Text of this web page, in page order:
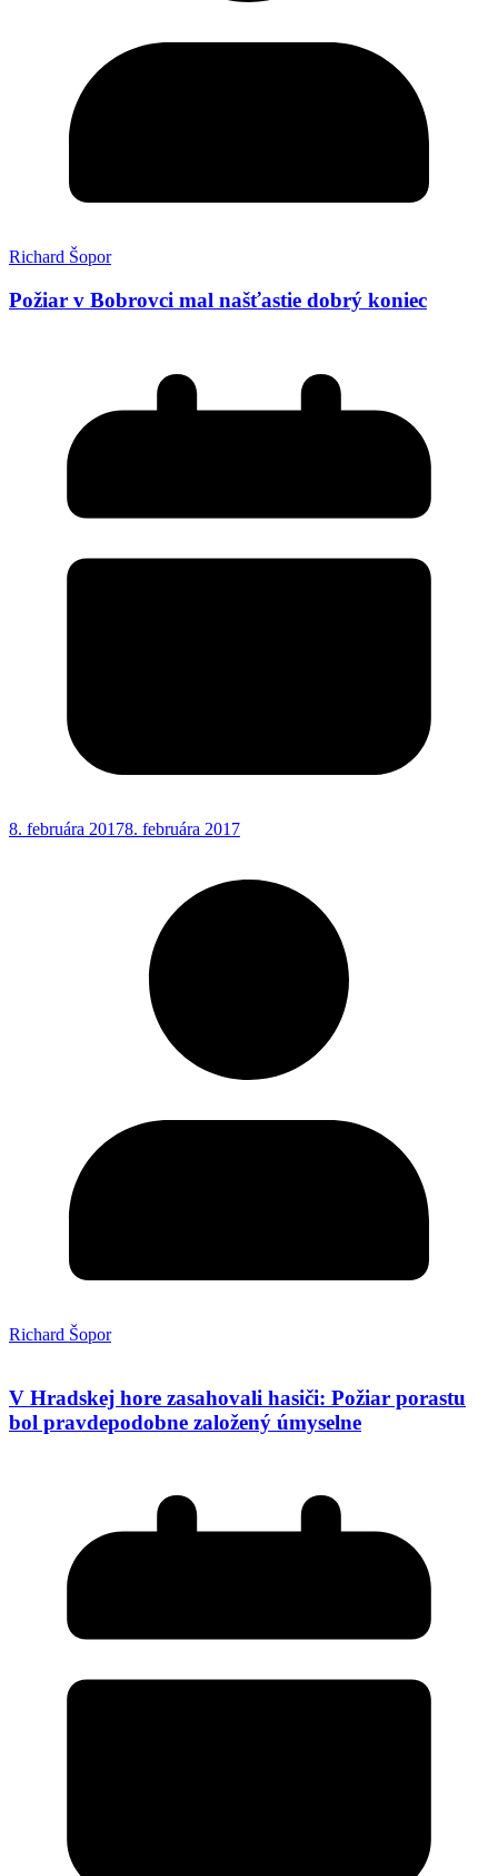
Richard Šopor
Požiar v Bobrovci mal našťastie dobrý koniec
8. februára 20178. februára 2017
Richard Šopor
V Hradskej hore zasahovali hasiči: Požiar porastu
bol pravdepodobne založený úmyselne